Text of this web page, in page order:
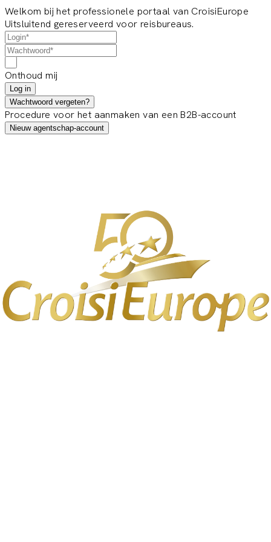
Welkom bij het professionele portaal van CroisiEurope
Uitsluitend gereserveerd voor reisbureaus.
Onthoud mij
Log in
Wachtwoord vergeten?
Procedure voor het aanmaken van een B2B-account
Nieuw agentschap-account